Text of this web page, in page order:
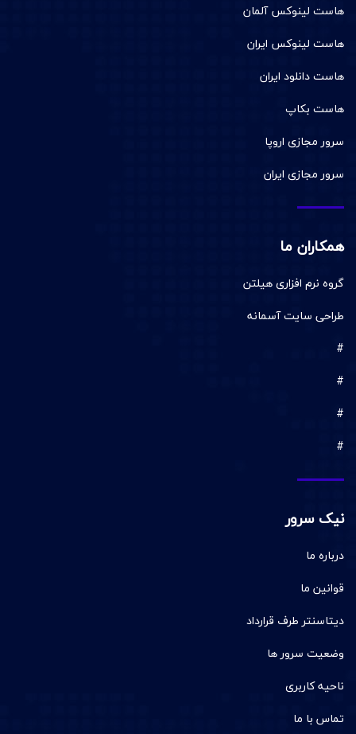
هاست لینوکس آلمان
هاست لینوکس ایران
هاست دانلود ایران
هاست بکاپ
سرور مجازی اروپا
سرور مجازی ایران
همکاران ما
گروه نرم افزاری هیلتن
طراحی سایت آسمانه
#
#
#
#
نیک سرور
درباره ما
قوانین ما
دیتاسنتر طرف قرارداد
وضعیت سرور ها
ناحیه کاربری
تماس با ما